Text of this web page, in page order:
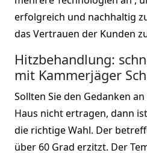
erfolgreich und nachhaltig
das Vertrauen der Kunden
Hitzbehandlung:
mit Kammerjäger
Sollten Sie den Gedanken
Haus nicht ertragen, dann
die richtige Wahl. Der
über 60 Grad erzitzt. Der